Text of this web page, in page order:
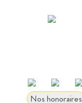
Nos honoraires